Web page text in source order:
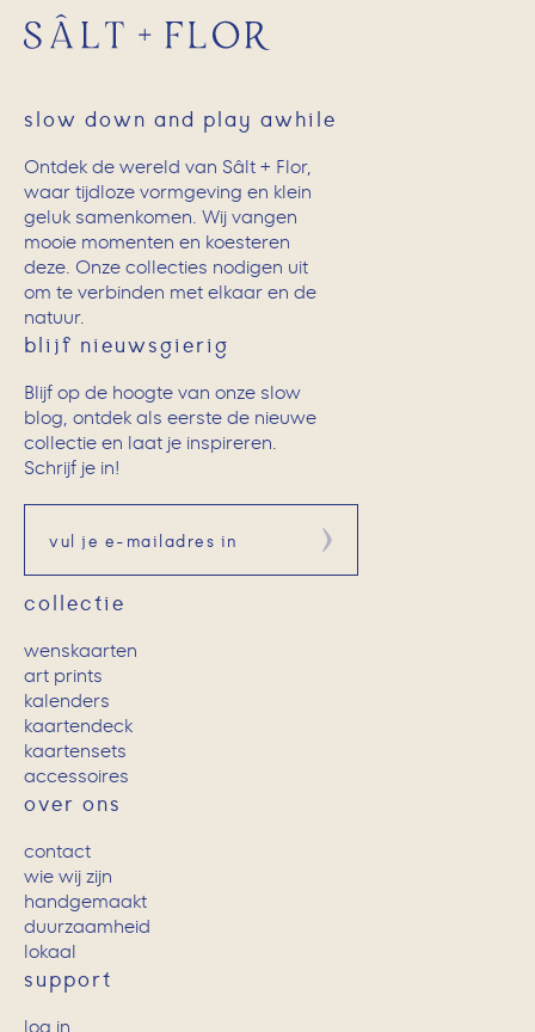
slow down and play awhile
Ontdek de wereld van Sâlt + Flor,
waar tijdloze vormgeving en klein
geluk samenkomen. Wij vangen
mooie momenten en koesteren
deze. Onze collecties nodigen uit
om te verbinden met elkaar en de
natuur.
blijf nieuwsgierig
Blijf op de hoogte van onze slow
blog, ontdek als eerste de nieuwe
collectie en laat je inspireren.
Schrijf je in!
Aanmelden
collectie
wenskaarten
art prints
kalenders
kaartendeck
kaartensets
accessoires
over ons
contact
wie wij zijn
handgemaakt
duurzaamheid
lokaal
support
log in